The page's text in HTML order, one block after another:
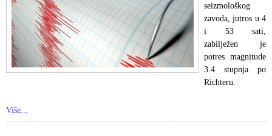
seizmološkog
zavoda, jutros u 4
i 53 sati,
zabilježen je
potres magnitude
3.4 stupnja po
Richteru.
Više...